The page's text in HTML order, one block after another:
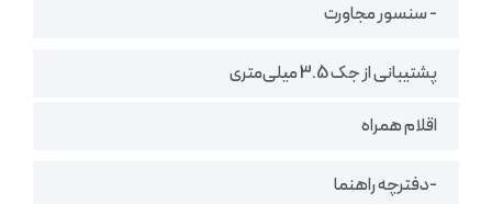
- سنسور مجاورت
پشتیبانی از جک 3.5 میلی‌متری
اقلام همراه
-دفترچه راهنما